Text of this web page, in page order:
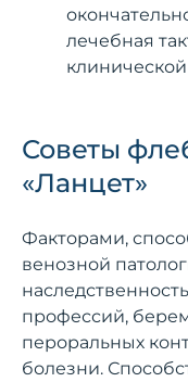
лечебная
Советы
«Ланцет»
Факторами,
венозной
профессий,
пероральных
болезни.